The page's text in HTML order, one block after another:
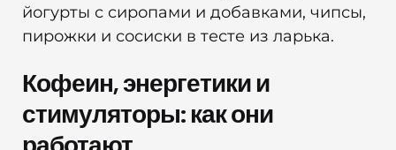
йогурты с сиропами и добавками, чипсы,
пирожки и сосиски в тесте из ларька.
Кофеин, энергетики и
стимуляторы: как они